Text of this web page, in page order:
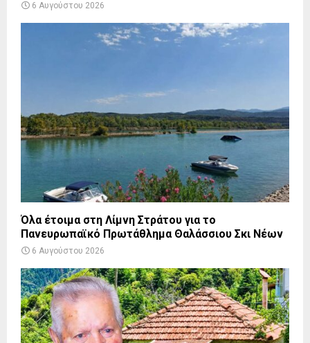
6 Αυγούστου 2026
Όλα έτοιμα στη Λίμνη Στράτου για το
Πανευρωπαϊκό Πρωτάθλημα Θαλάσσιου Σκι Νέων
6 Αυγούστου 2026